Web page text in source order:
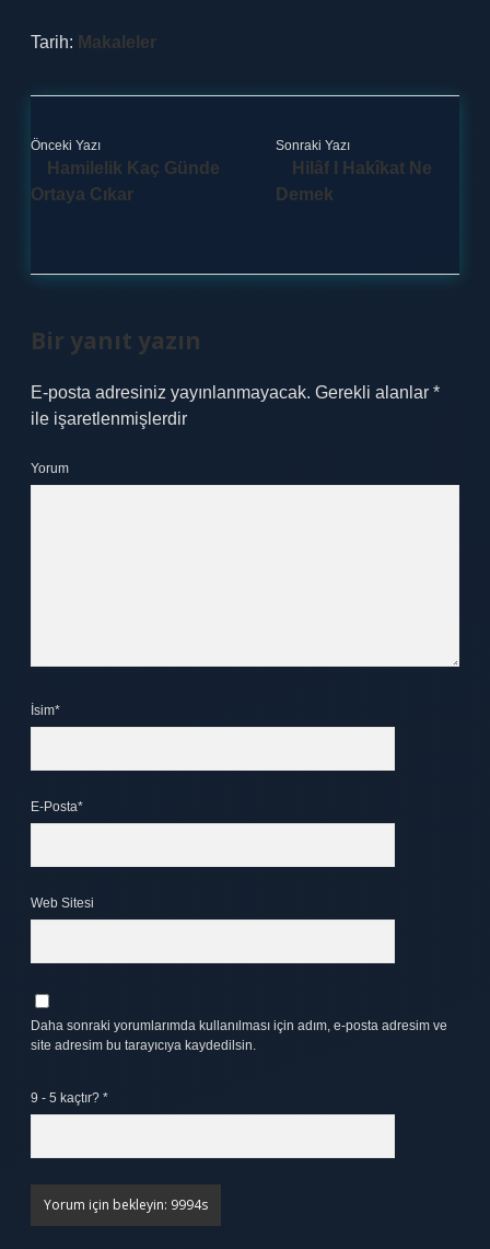
Tarih: Makaleler
Önceki Yazı
Hamilelik Kaç Günde
Ortaya Cıkar
Sonraki Yazı
Hilâf I Hakîkat Ne
Demek
Bir yanıt yazın
E-posta adresiniz yayınlanmayacak. Gerekli alanlar *
ile işaretlenmişlerdir
Yorum
İsim*
E-Posta*
Web Sitesi
Daha sonraki yorumlarımda kullanılması için adım, e-posta adresim ve
site adresim bu tarayıcıya kaydedilsin.
9 - 5 kaçtır? *